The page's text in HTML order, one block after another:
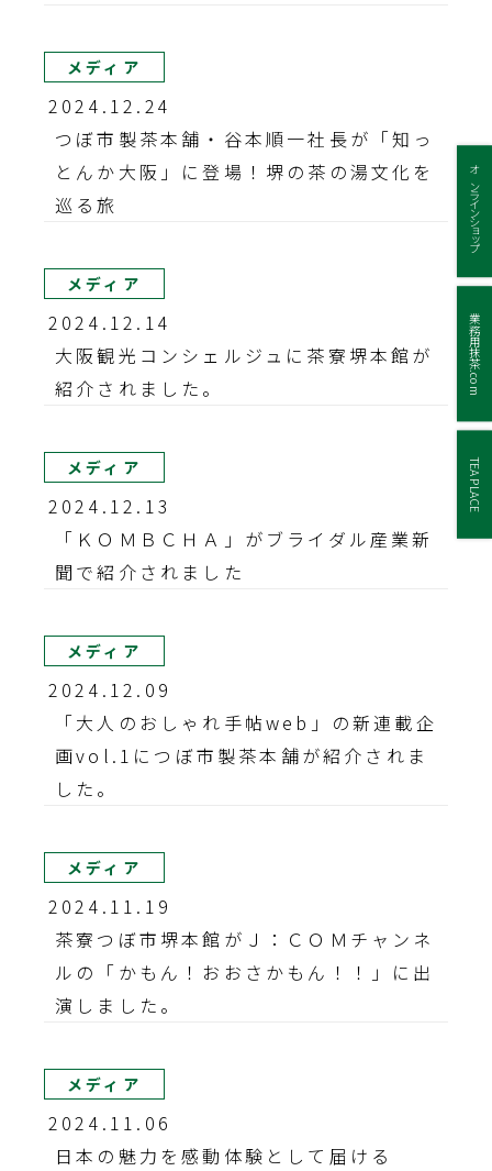
オンラインショップ
業務用抹茶.com
TEA PLACE
メディア
2024.12.24
つぼ市製茶本舗・谷本順一社長が「知っ
とんか大阪」に登場！堺の茶の湯文化を
巡る旅
メディア
2024.12.14
大阪観光コンシェルジュに茶寮堺本館が
紹介されました。
メディア
2024.12.13
「ＫＯＭＢＣＨＡ」がブライダル産業新
聞で紹介されました
メディア
2024.12.09
「大人のおしゃれ手帖web」の新連載企
画vol.1につぼ市製茶本舗が紹介されま
した。
メディア
2024.11.19
茶寮つぼ市堺本館がＪ：ＣＯＭチャンネ
ルの「かもん！おおさかもん！！」に出
演しました。
メディア
2024.11.06
日本の魅力を感動体験として届ける